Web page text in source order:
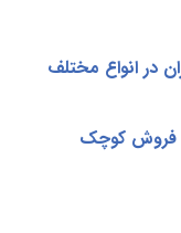
در انواع مختلف
فروش کوچک